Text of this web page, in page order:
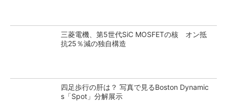
三菱電機、第5世代SiC MOSFETの核 オン抵
抗25％減の独自構造
四足歩行の肝は？ 写真で見るBoston Dynamic
s「Spot」分解展示